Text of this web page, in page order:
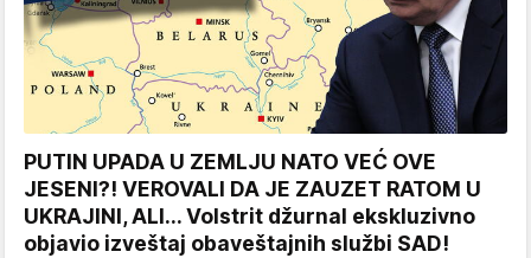
PUTIN UPADA U ZEMLJU NATO VEĆ OVE
JESENI?! VEROVALI DA JE ZAUZET RATOM U
UKRAJINI, ALI... Volstrit džurnal ekskluzivno
objavio izveštaj obaveštajnih službi SAD!